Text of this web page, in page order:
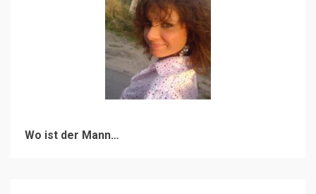
Wo ist der Mann…